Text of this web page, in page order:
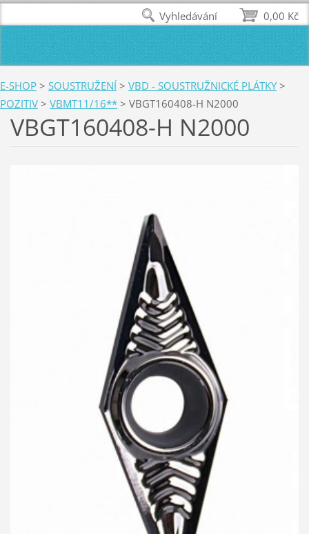
E-SHOP > SOUSTRUŽENÍ > VBD - SOUSTRUŽNICKÉ PLÁTKY >
POZITIV > VBMT11/16** > VBGT160408-H N2000
VBGT160408-H N2000
0,00 Kč
Vyhledávání